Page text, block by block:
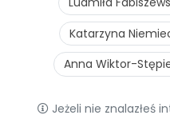
Katarzyna
Anna Wiktor-
Jeżeli nie znalazłeś